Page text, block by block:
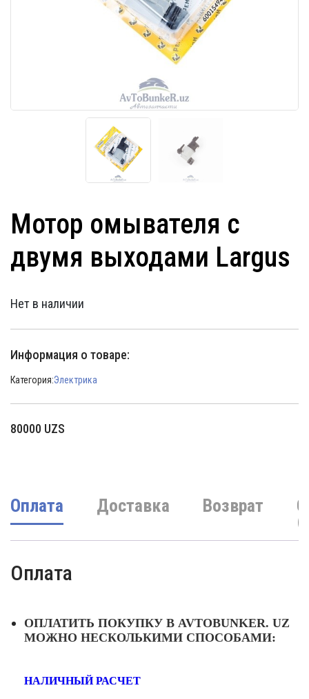
Мотор омывателя с
двумя выходами Largus
Нет в наличии
Информация о товаре:
Категория:Электрика
80000 UZS
Оплата Доставка Возврат
Оплата
ОПЛАТИТЬ ПОКУПКУ В AVTOBUNKER. UZ
МОЖНО НЕСКОЛЬКИМИ СПОСОБАМИ:
НАЛИЧНЫЙ РАСЧЕТ